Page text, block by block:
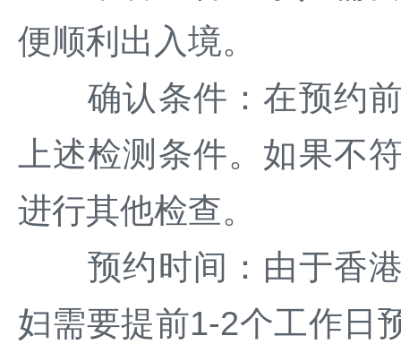
便顺利出入境。
确认条件：在预约前
上述检测条件。如果不
进行其他检查。
预约时间：由于香港
妇需要提前1-2个工作日